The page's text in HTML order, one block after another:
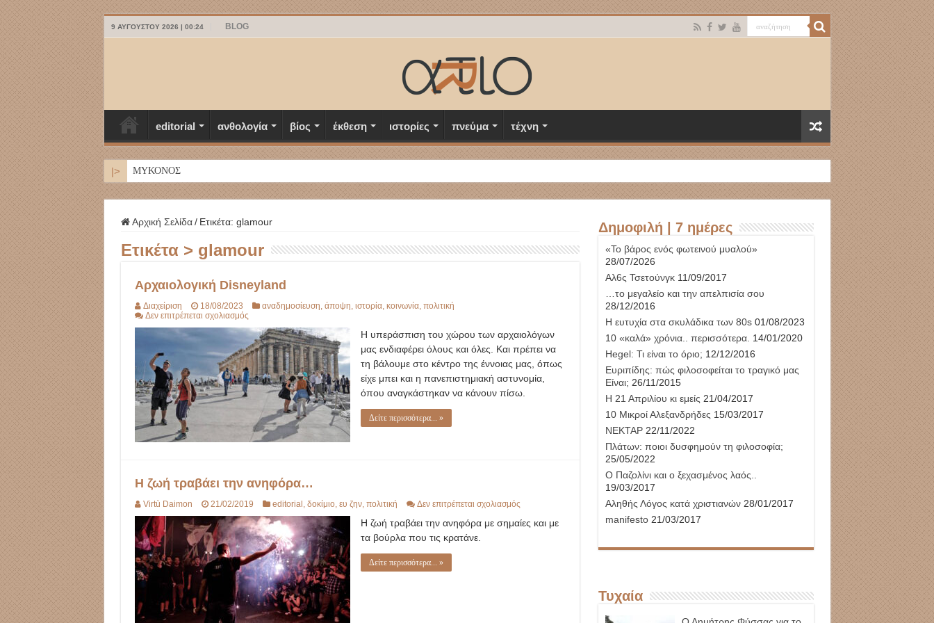
9 ΑΥΓΟΎΣΤΟΥ 2026 | 00:24 BLOG
editorial ανθολογία βίος έκθεση ιστορίες πνεύμα τέχνη
|> ΜΥΚΟΝΟΣ
Αρχική Σελίδα / Ετικέτα: glamour
Ετικέτα > glamour
Αρχαιολογική Disneyland
Διαχείριση 18/08/2023 αναδημοσίευση άποψη ιστορία, κοινωνία, πολιτική
Δεν επιτρέπεται σχολιασμόςστο
Disneyland
Η υπεράσπιση του χώρου των αρχαιολόγων
μας ενδιαφέρει όλους και όλες. Και πρέπει να
τη βάλουμε στο κέντρο της έννοιας μας, όπως
είχε μπει και η πανεπιστημιακή αστυνομία,
όπου αναγκάστηκαν να κάνουν πίσω.
Δείτε περισσότερα... »
Η ζωή τραβάει την ανηφόρα…
Virtù Daimon 21/02/2019 editorial δοκίμιο, ευ ζην, πολιτική Δεν επιτρέπεται σχολιασμόςστο
ζωή
Η ζωή τραβάει την ανηφόρα με σημαίες και με
τα βούρλα που τις κρατάνε.
Δείτε περισσότερα... »
Δημοφιλή | 7 ημέρες
«Το βάρος ενός φωτεινού μυαλού»
28/07/2026
Αλ6ς Τσετούνγκ11/09/2017
…το μεγαλείο και την απελπισία σου
28/12/2016
Η ευτυχία στα σκυλάδικα των 80s01/08/2023
10 «καλά» χρόνια.. περισσότερα. 14/01/2020
Hegel: Τι είναι το όριο; 12/12/2016
Ευριπίδης: πώς φιλοσοφείται το τραγικό μας
Είναι; 26/11/2015
Η 21 Απριλίου κι εμείς 21/04/2017
10 Μικροί Αλεξανδρήδες 15/03/2017
ΝΕΚΤΑΡ22/11/2022
Πλάτων: ποιοι δυσφημούν τη φιλοσοφία;
25/05/2022
Ο Παζολίνι και ο ξεχασμένος λαός..
19/03/2017
Αληθής Λόγος κατά χριστιανών28/01/2017
manifesto21/03/2017
Τυχαία